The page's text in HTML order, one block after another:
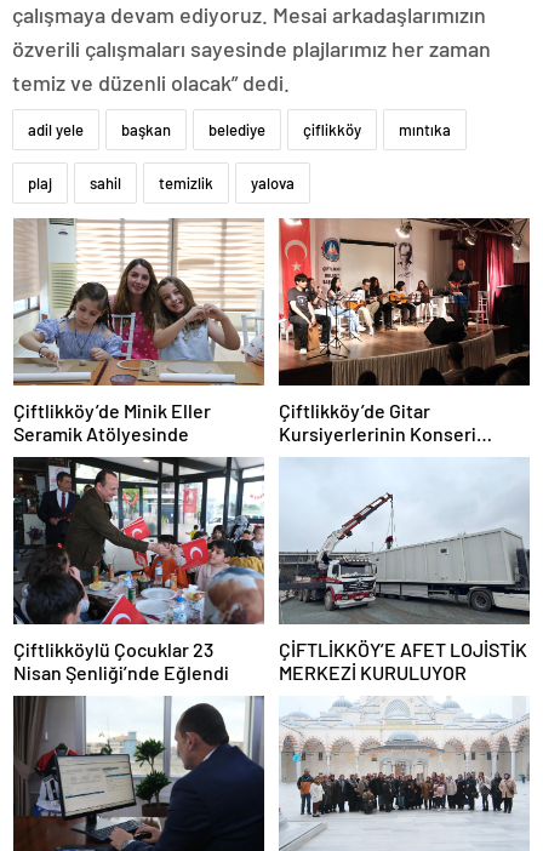
çalışmaya devam ediyoruz. Mesai arkadaşlarımızın
özverili çalışmaları sayesinde plajlarımız her zaman
temiz ve düzenli olacak” dedi.
adil yele başkan belediye çiflikköy mıntıka
plaj sahil temizlik yalova
Çiftlikköy’de Minik Eller
Seramik Atölyesinde
Çiftlikköy’de Gitar
Kursiyerlerinin Konseri
Beğeni Topladı
Çiftlikköylü Çocuklar 23
Nisan Şenliği’nde Eğlendi
ÇİFTLİKKÖY’E AFET LOJİSTİK
MERKEZİ KURULUYOR